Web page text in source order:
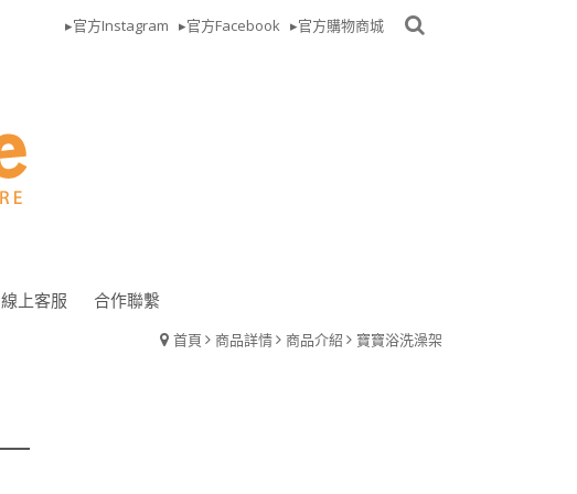
▸官方Instagram ▸官方Facebook ▸官方購物商城
線上客服 合作聯繫
首頁 商品詳情 商品介紹 寶寶浴洗澡架